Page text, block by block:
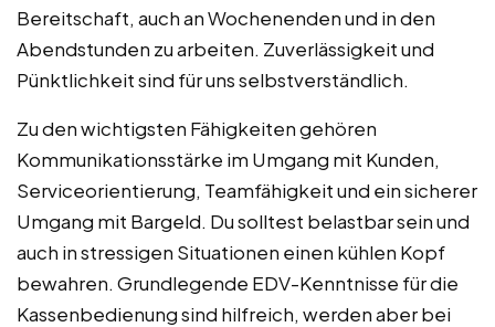
Bereitschaft, auch an Wochenenden und in den
Abendstunden zu arbeiten. Zuverlässigkeit und
Pünktlichkeit sind für uns selbstverständlich.
Zu den wichtigsten Fähigkeiten gehören
Kommunikationsstärke im Umgang mit Kunden,
Serviceorientierung, Teamfähigkeit und ein sicherer
Umgang mit Bargeld. Du solltest belastbar sein und
auch in stressigen Situationen einen kühlen Kopf
bewahren. Grundlegende EDV-Kenntnisse für die
Kassenbedienung sind hilfreich, werden aber bei